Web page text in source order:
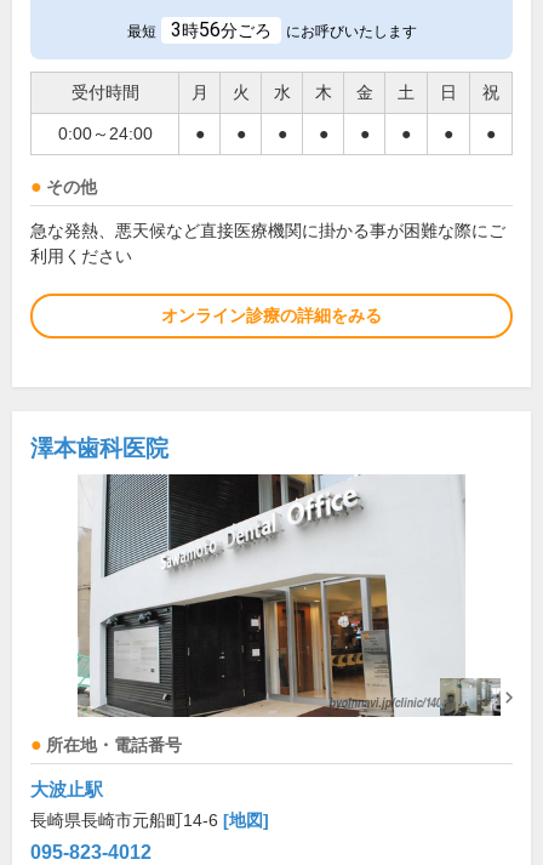
最短 3時56分ごろ にお呼びいたします
受付時間 月 火 水 木 金 土 日 祝
0:00～24:00 ● ● ● ● ● ● ● ●
その他
急な発熱、悪天候など直接医療機関に掛かる事が困難な際にご
利用ください
オンライン診療の詳細をみる
澤本歯科医院
所在地・電話番号
大波止駅
長崎県長崎市元船町14-6 [地図]
095-823-4012